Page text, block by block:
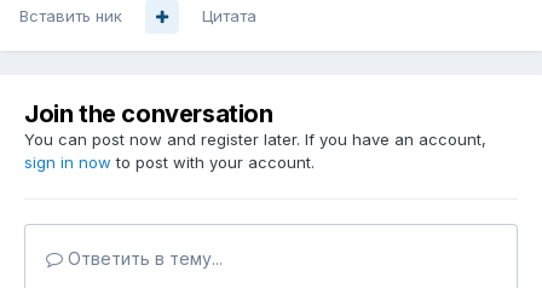
Вставить ник Цитата
Join the conversation
You can post now and register later. If you have an account,
sign in now to post with your account.
Ответить в тему...